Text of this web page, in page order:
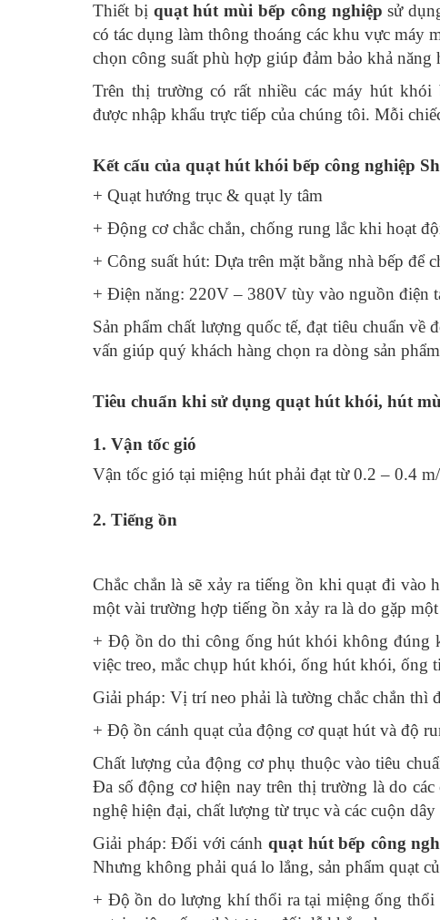
Thiết bị quạt hút mùi bếp công nghiệp sử
có tác dụng làm thông thoáng các khu vực máy
chọn công suất phù hợp giúp đảm bảo khả
Trên thị trường có rất nhiều các máy hút
được nhập khẩu trực tiếp của chúng tôi. Mỗi
Kết cấu của quạt hút khói bếp công nghiệp
+ Quạt hướng trục & quạt ly tâm
+ Động cơ chắc chắn, chống rung lắc khi hoạt
+ Công suất hút: Dựa trên mặt bằng nhà bếp để
+ Điện năng: 220V – 380V tùy vào nguồn điện
Sản phẩm chất lượng quốc tế, đạt tiêu chuẩn
vấn giúp quý khách hàng chọn ra dòng sản
Tiêu chuẩn khi sử dụng quạt hút khói, hút
1. Vận tốc gió
Vận tốc gió tại miệng hút phải đạt từ 0.2 – 0.4
2. Tiếng ồn
Chắc chắn là sẽ xảy ra tiếng ồn khi quạt đi vào
một vài trường hợp tiếng ồn xảy ra là do gặp
+ Độ ồn do thi công ống hút khói không đúng
việc treo, mắc chụp hút khói, ống hút khói, ống
Giải pháp: Vị trí neo phải là tường chắc chắn thì
+ Độ ồn cánh quạt của động cơ quạt hút và độ
Chất lượng của động cơ phụ thuộc vào tiêu
Đa số động cơ hiện nay trên thị trường là do
nghệ hiện đại, chất lượng từ trục và các cuộn
Giải pháp: Đối với cánh quạt hút bếp công
Nhưng không phải quá lo lắng, sản phẩm quạt
+ Độ ồn do lượng khí thổi ra tại miệng ống